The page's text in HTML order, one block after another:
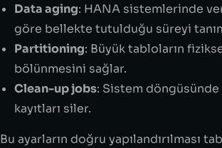
Data aging: HANA sistemlerinde
göre bellekte tutulduğu süreyi
Partitioning: Büyük tabloların
bölünmesini sağlar.
Clean-up jobs: Sistem
kayıtları siler.
Bu ayarların doğru yapılandırılması